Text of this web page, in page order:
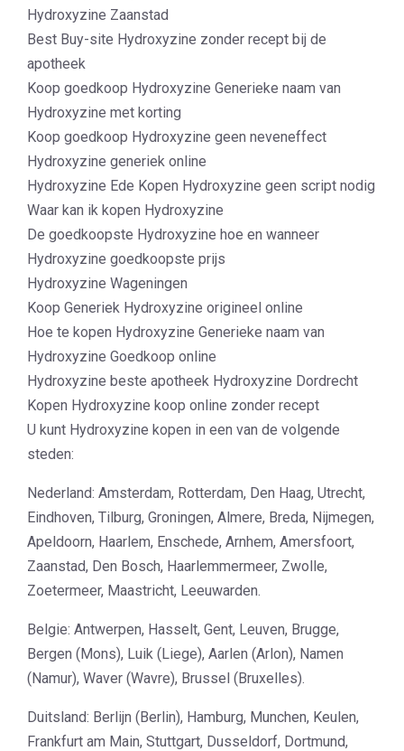
Hydroxyzine Zaanstad
Best Buy-site Hydroxyzine zonder recept bij de
apotheek
Koop goedkoop Hydroxyzine Generieke naam van
Hydroxyzine met korting
Koop goedkoop Hydroxyzine geen neveneffect
Hydroxyzine generiek online
Hydroxyzine Ede Kopen Hydroxyzine geen script nodig
Waar kan ik kopen Hydroxyzine
De goedkoopste Hydroxyzine hoe en wanneer
Hydroxyzine goedkoopste prijs
Hydroxyzine Wageningen
Koop Generiek Hydroxyzine origineel online
Hoe te kopen Hydroxyzine Generieke naam van
Hydroxyzine Goedkoop online
Hydroxyzine beste apotheek Hydroxyzine Dordrecht
Kopen Hydroxyzine koop online zonder recept
U kunt Hydroxyzine kopen in een van de volgende
steden:
Nederland: Amsterdam, Rotterdam, Den Haag, Utrecht,
Eindhoven, Tilburg, Groningen, Almere, Breda, Nijmegen,
Apeldoorn, Haarlem, Enschede, Arnhem, Amersfoort,
Zaanstad, Den Bosch, Haarlemmermeer, Zwolle,
Zoetermeer, Maastricht, Leeuwarden.
Belgie: Antwerpen, Hasselt, Gent, Leuven, Brugge,
Bergen (Mons), Luik (Liege), Aarlen (Arlon), Namen
(Namur), Waver (Wavre), Brussel (Bruxelles).
Duitsland: Berlijn (Berlin), Hamburg, Munchen, Keulen,
Frankfurt am Main, Stuttgart, Dusseldorf, Dortmund,